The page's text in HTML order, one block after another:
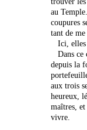
au
coupures
tant de
Ici, elles
Dans ce
depuis la
aux trois
heureux,
maîtres,
vivre.